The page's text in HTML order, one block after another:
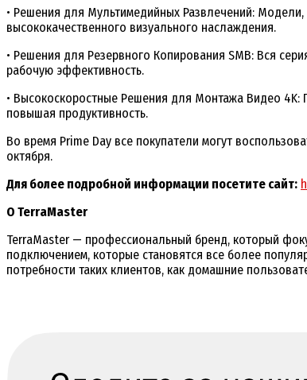
• Решения для Мультимедийных Развлечений:
высококачественного визуального наслаждения.
• Решения для Резервного Копирования SMB: Вся
рабочую эффективность.
• Высокоскоростные Решения для Монтажа Видео 4K:
повышая продуктивность.
Во время Prime Day все покупатели могут
октября.
Для более подробной информации посетите сайт:
O TerraMaster
TerraMaster — профессиональный бренд, который
подключением, которые становятся все более
потребности таких клиентов, как домашние